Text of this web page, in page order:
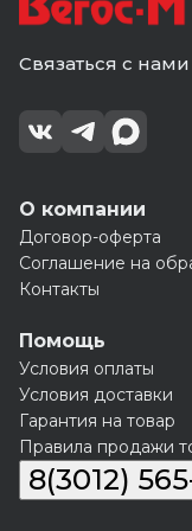
Связаться с нами
О компании
Договор-оферта
Соглашение на
Контакты
Помощь
Условия оплаты
Условия доставки
Гарантия на товар
Правила продажи
8(3012)